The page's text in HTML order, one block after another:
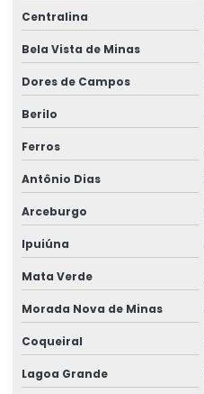
Centralina
Bela Vista de Minas
Dores de Campos
Berilo
Ferros
Antônio Dias
Arceburgo
Ipuiúna
Mata Verde
Morada Nova de Minas
Coqueiral
Lagoa Grande